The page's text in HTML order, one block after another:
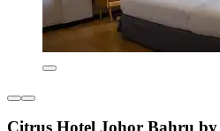
Citrus Hotel Johor Bahru